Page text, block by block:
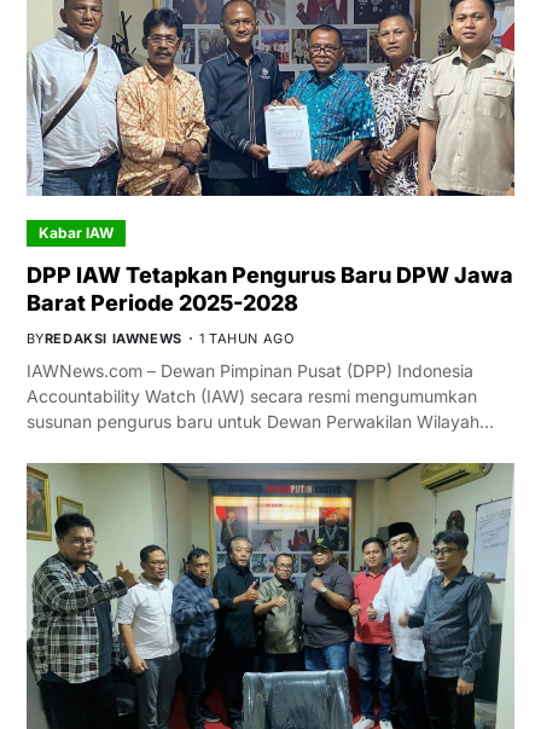
Kabar IAW
DPP IAW Tetapkan Pengurus Baru DPW Jawa
Barat Periode 2025-2028
BYREDAKSI IAWNEWS 1 TAHUN AGO
IAWNews.com – Dewan Pimpinan Pusat (DPP) Indonesia
Accountability Watch (IAW) secara resmi mengumumkan
susunan pengurus baru untuk Dewan Perwakilan Wilayah…